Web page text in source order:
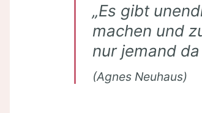
„Es gibt
machen und
nur jemand
(Agnes Neuhaus)